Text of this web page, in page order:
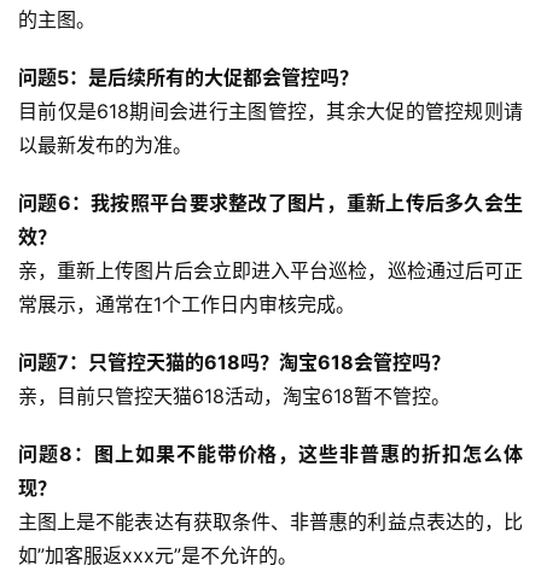
的主图。
问题5：是后续所有的大促都会管控吗？
目前仅是618期间会进行主图管控，其余大促的管控规则请
以最新发布的为准。
问题6：我按照平台要求整改了图片，重新上传后多久会生
效？
亲，重新上传图片后会立即进入平台巡检，巡检通过后可正
常展示，通常在1个工作日内审核完成。
问题7：只管控天猫的618吗？淘宝618会管控吗？
亲，目前只管控天猫618活动，淘宝618暂不管控。
问题8：图上如果不能带价格，这些非普惠的折扣怎么体
现？
主图上是不能表达有获取条件、非普惠的利益点表达的，比
如”加客服返xxx元”是不允许的。